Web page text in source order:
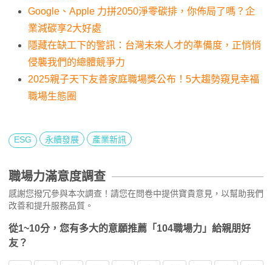
Google、Apple 力拼2050淨零碳排，你佈局了嗎？企
業減碳享2大好處
隱藏在缺工下的警訊：台灣未來人才的準備度，正悄悄
侵襲我們的總體競爭力
2025親子天下友善家庭職場獎公布！5大趨勢窺見幸福
職場生態圈
ESG 永續發展 產業新訊
職場力滿意度調查
感謝您撥冗參與本次調查！請您在問卷中提供寶貴意見，以幫助我們
改善和提升服務品質。
從1~10分，您有多大的意願推薦「104職場力」給親朋好
友？